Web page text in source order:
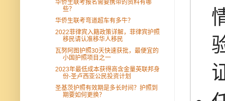
华侨生联考报名需要携带的资料有哪
些？
华侨生联考弯道超车有多牛？
2022菲律宾入籍政策详解，菲律宾护照
移民请认准移华人移民
瓦努阿图护照30天快速获批，最便宜的
小国护照项目之一
2023年最低成本获得高含金量英联邦身
份-圣卢西亚公民投资计划
圣基茨护照有效期是多长时间？护照到
期要如何更换？